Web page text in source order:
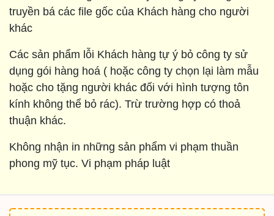
truyền bá các file gốc của Khách hàng cho người
khác
Các sản phẩm lỗi Khách hàng tự ý bỏ công ty sử
dụng gói hàng hoá ( hoặc công ty chọn lại làm mẫu
hoặc cho tặng người khác đối với hình tượng tôn
kính không thể bỏ rác). Trừ trường hợp có thoả
thuận khác.
Không nhận in những sản phẩm vi phạm thuần
phong mỹ tục. Vi phạm pháp luật